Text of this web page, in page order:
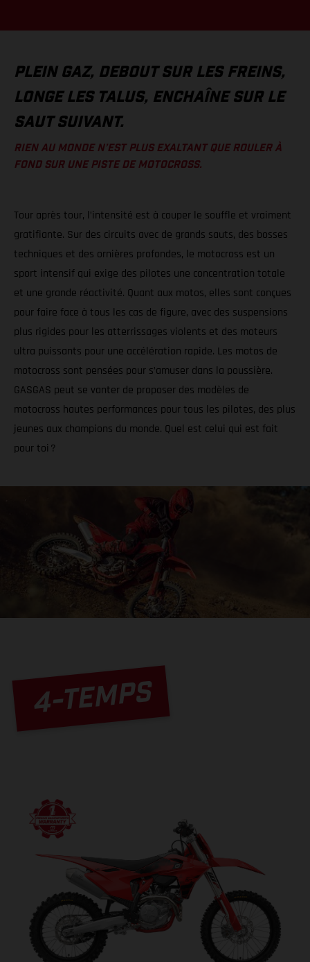
PLEIN GAZ, DEBOUT SUR LES FREINS,
LONGE LES TALUS, ENCHAÎNE SUR LE
SAUT SUIVANT.
RIEN AU MONDE N’EST PLUS EXALTANT QUE ROULER À
FOND SUR UNE PISTE DE MOTOCROSS.
Tour après tour, l’intensité est à couper le souffle et vraiment
gratifiante. Sur des circuits avec de grands sauts, des bosses
techniques et des ornières profondes, le motocross est un
sport intensif qui exige des pilotes une concentration totale
et une grande réactivité. Quant aux motos, elles sont conçues
pour faire face à tous les cas de figure, avec des suspensions
plus rigides pour les atterrissages violents et des moteurs
ultra puissants pour une accélération rapide. Les motos de
motocross sont pensées pour s’amuser dans la poussière.
GASGAS peut se vanter de proposer des modèles de
motocross hautes performances pour tous les pilotes, des plus
jeunes aux champions du monde. Quel est celui qui est fait
pour toi ?
4-TEMPS